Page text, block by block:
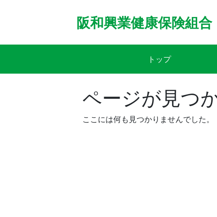
阪和興業健康保険組合
トップ
ページが見つ
ここには何も見つかりませんでした。